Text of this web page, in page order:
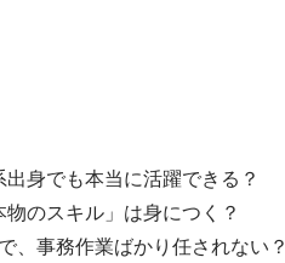
身でも本当に活躍できる？
のスキル」は身につく？
、事務作業ばかり任されない？